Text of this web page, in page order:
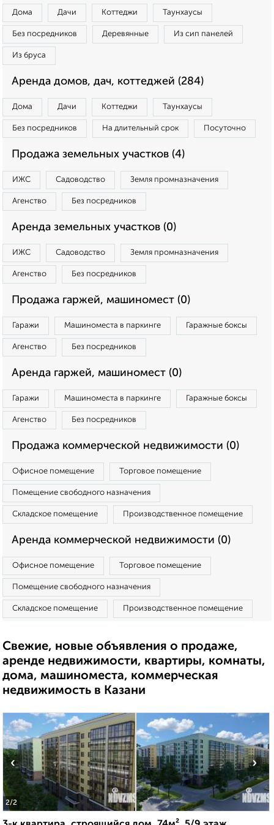
Дома Дачи Коттеджи Таунхаусы
Без посредников Деревянные Из сип панелей
Из бруса
Аренда домов, дач, коттеджей (284)
Дома Дачи Коттеджи Таунхаусы
Без посредников На длительный срок Посуточно
Продажа земельных участков (4)
ИЖС Садоводство Земля промназначения
Агенство Без посредников
Аренда земельных участков (0)
ИЖС Садоводство Земля промназначения
Агенство Без посредников
Продажа гаржей, машиномест (0)
Гаражи Машиноместа в паркинге Гаражные боксы
Агенство Без посредников
Аренда гаржей, машиномест (0)
Гаражи Машиноместа в паркинге Гаражные боксы
Агенство Без посредников
Продажа коммерческой недвижимости (0)
Офисное помещение Торговое помещение
Помещение свободного назначения
Складское помещение Производственное помещение
Аренда коммерческой недвижимости (0)
Офисное помещение Торговое помещение
Помещение свободного назначения
Складское помещение Производственное помещение
Свежие, новые объявления о продаже,
аренде недвижимости, квартиры, комнаты,
дома, машиноместа, коммерческая
недвижимость в Казани
2/2
‹ ›